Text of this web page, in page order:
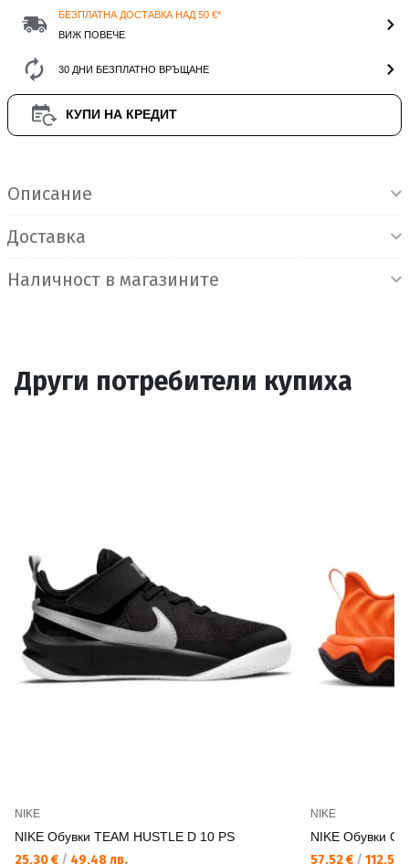
БЕЗПЛАТНА ДОСТАВКА НАД 50 €*
ВИЖ ПОВЕЧЕ
30 ДНИ БЕЗПЛАТНО ВРЪЩАНЕ
КУПИ НА КРЕДИТ
Описание
Доставка
Наличност в магазините
Други потребители купиха
NIKE
NIKE Обувки TEAM HUSTLE D 10 PS
25,30 € / 49,48 лв.
NIKE
NIKE Обувки
57,52 € / 112,50